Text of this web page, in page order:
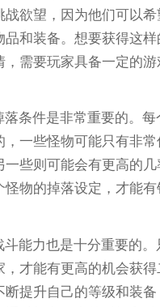
战欲望，因为他们可以希
品和装备。想要获得这
，需要玩家具备一定的
落条件是非常重要的。
，一些怪物可能只有非
一些则可能会有更高的
怪物的掉落设定，才能
斗能力也是十分重要的
才能有更高的机会获得
断提升自己的等级和装